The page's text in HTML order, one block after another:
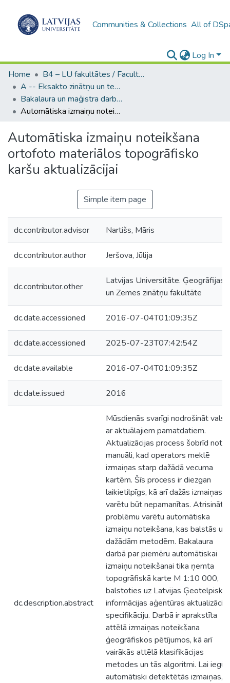
Communities & Collections All of
Log In
Home
B4 – LU fakultātes / Faculties of the UL
A -- Eksakto zinātņu un tehnoloģiju fakultāte / Faculty of Science and Technology
Bakalaura un maģistra darbi (EZTF) / Bachelor's and Master's theses
Automātiska izmaiņu noteikšana ortofoto materiālos topogrāfisko karšu aktualizācijai
Automātiska izmaiņu noteikšana
ortofoto materiālos topogrāfisko
karšu aktualizācijai
Simple item page
dc.contributor.advisor Nartišs, Māris
dc.contributor.author Jeršova, Jūlija
dc.contributor.other
Latvijas Universitāte. Ģeogrāfijas
un Zemes zinātņu fakultāte
dc.date.accessioned 2016-07-04T01:09:35Z
dc.date.accessioned 2025-07-23T07:42:54Z
dc.date.available 2016-07-04T01:09:35Z
dc.date.issued 2016
dc.description.abstract
Mūsdienās svarīgi nodrošināt valsti
ar aktuālajiem pamatdatiem.
Aktualizācijas process šobrīd
manuāli, kad operators meklē
izmaiņas starp dažādā vecuma
kartēm. Šīs process ir diezgan
laikietilpīgs, kā arī dažās izmaiņas
varētu būt nepamanītas. Atrisināt
problēmu varētu automātiska
izmaiņu noteikšana, kas balstās uz
dažādām metodēm. Bakalaura
darbā par piemēru automātiskai
izmaiņu noteikšanai tika ņemta
topogrāfiskā karte M 1:10 000,
balstoties uz Latvijas
informācijas aģentūras
specifikāciju. Darbā ir aprakstīta
attēlā izmaiņas noteikšana
ģeogrāfiskos pētījumos, kā arī
vairākās attēlā klasifikācijas
metodes un tās algoritmi. Lai
automātiski detektētās izmaiņas,